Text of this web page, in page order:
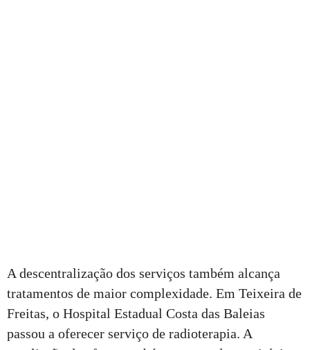
A descentralização dos serviços também alcança
tratamentos de maior complexidade. Em Teixeira de
Freitas, o Hospital Estadual Costa das Baleias
passou a oferecer serviço de radioterapia. A